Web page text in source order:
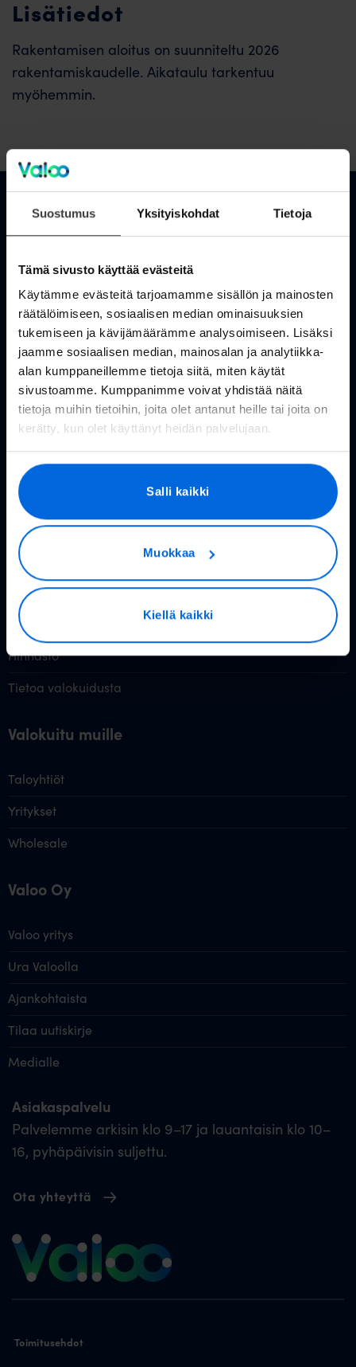
Suostumus Yksityiskohdat Tietoja
Tämä sivusto käyttää evästeitä
Käytämme evästeitä tarjoamamme sisällön ja mainosten
räätälöimiseen, sosiaalisen median ominaisuuksien
tukemiseen ja kävijämäärämme analysoimiseen. Lisäksi
jaamme sosiaalisen median, mainosalan ja analytiikka-
alan kumppaneillemme tietoja siitä, miten käytät
sivustoamme. Kumppanimme voivat yhdistää näitä
tietoja muihin tietoihin, joita olet antanut heille tai joita on
kerätty, kun olet käyttänyt heidän palvelujaan.
Salli kaikki
Muokkaa
Kiellä kaikki
Lisätiedot
Rakentamisen aloitus on suunniteltu 2026
rakentamiskaudelle. Aikataulu tarkentuu
myöhemmin.
Asiakastuki
OmaValoo
Asiakaspalvelu
Tukisivusto
Huolto- ja häiriötiedotteet
Valoo kokemuksia
In English
Valokuitu kuluttajille
Rakennettavat alueet
Valokuitu kotiin
Reitittimet
Valoo TV
Hinnasto
Tietoa valokuidusta
Valokuitu muille
Taloyhtiöt
Yritykset
Wholesale
Valoo Oy
Valoo yritys
Ura Valoolla
Ajankohtaista
Tilaa uutiskirje
Medialle
Asiakaspalvelu
Palvelemme arkisin klo 9–17 ja lauantaisin klo 10–
16, pyhäpäivisin suljettu.
Ota yhteyttä
Toimitusehdot